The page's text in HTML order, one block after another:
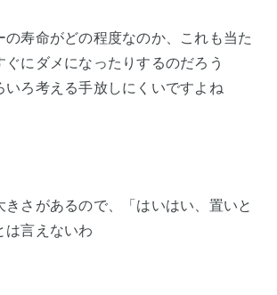
の寿命がどの程度なのか、これも当た
ぐにダメになったりするのだろう
いろ考える手放しにくいですよね
きさがあるので、「はいはい、置いと
は言えないわ